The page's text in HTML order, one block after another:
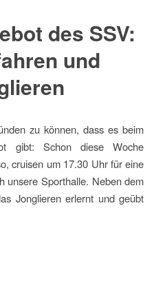
des SSV:
und
zu können, dass es beim
gibt: Schon diese Woche
cruisen um 17.30 Uhr für eine
unsere Sporthalle. Neben dem
Jonglieren erlernt und geübt